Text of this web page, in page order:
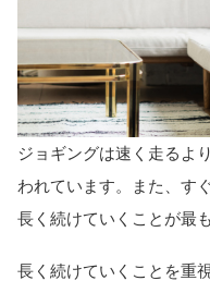
ジョギングは速く走るよ
われています。また、す
長く続けていくことが最
長く続けていくことを重